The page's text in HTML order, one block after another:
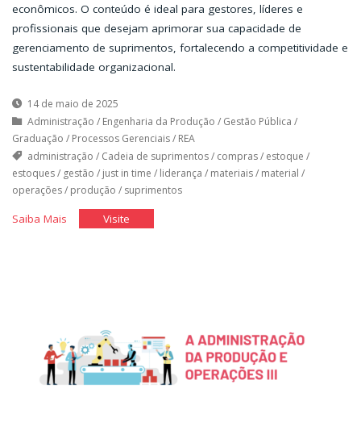
econômicos. O conteúdo é ideal para gestores, líderes e
profissionais que desejam aprimorar sua capacidade de
gerenciamento de suprimentos, fortalecendo a competitividade e
sustentabilidade organizacional.
14 de maio de 2025
Administração / Engenharia da Produção / Gestão Pública /
Graduação / Processos Gerenciais/ REA
administração / Cadeia de suprimentos/ compras/ estoque /
estoques/ gestão / just in time / liderança / materiais/ material /
operações/ produção / suprimentos
Saiba Mais"A
Visite"A